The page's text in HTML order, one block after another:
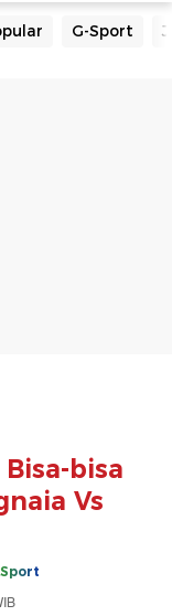
G-Sport
bisa
Vs